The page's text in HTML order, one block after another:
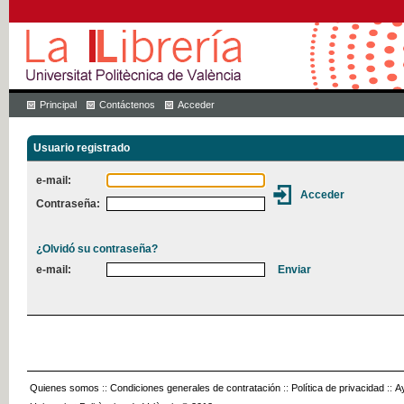
Principal Contáctenos Acceder
Usuario registrado
e-mail:
Contraseña:
¿Olvidó su contraseña?
e-mail:
Quienes somos :: Condiciones generales de contratación :: Política de privacidad ::